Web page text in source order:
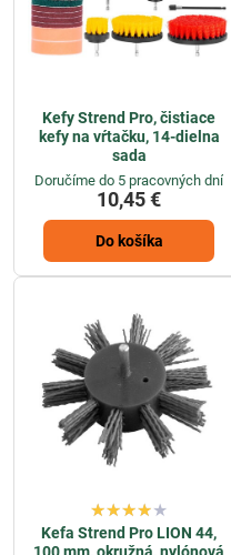
Kefy Strend Pro, čistiace
kefy na vŕtačku, 14-dielna
sada
Doručíme do 5 pracovných dní
10,45 €
Do košíka
Kefa Strend Pro LION 44,
100 mm, okružná, nylónová